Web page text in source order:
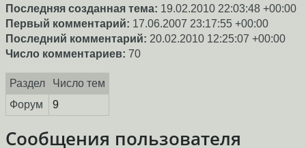
Последняя созданная тема: 19.02.2010 22:03:48 +00:00
Первый комментарий: 17.06.2007 23:17:55 +00:00
Последний комментарий: 20.02.2010 12:25:07 +00:00
Число комментариев: 70
Раздел
Число тем
Форум
9
Сообщения пользователя